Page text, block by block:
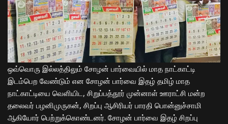
ஒவ்வொரு இல்லத்திலும் சோழன் பார்வையில் மாத நாட்காட்டி
இடம்பெற வேண்டும் என சோழன் பார்வை இதழ் தமிழ் மாத
நாட்காட்டியை வெளியிட, சிறுப்பத்தூர் முன்னாள் ஊராட்சி மன்ற
தலைவர் பழனிமுருகன், சிறப்பு ஆசிரியர் பாரதி பொன்னுச்சாமி
ஆகியோர் பெற்றுக்கொண்டனர். சோழன் பார்வை இதழ் சிறப்பு